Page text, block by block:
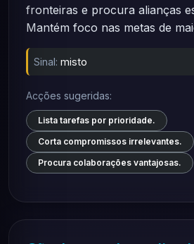
fronteiras e procura alianças
Mantém foco nas metas de
Sinal: misto
Acções sugeridas:
Lista tarefas por prioridade.
Corta compromissos irrelevantes.
Procura colaborações vantajosas.